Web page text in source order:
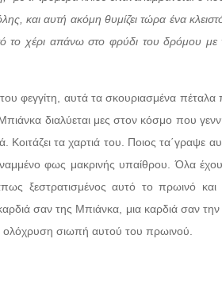
και αυτή ακόμη θυμίζει τώρα ένα
χέρι απάνω στο φρύδι του δρόμου με
φεγγίτη, αυτά τα σκουριασμένα
διαλύεται μες στον κόσμο που
Κοιτάζει τα χαρτιά του. Ποιος τα΄γραψε
φως μακρινής υπαίθρου. Όλα
ξεστρατισμένος αυτό το πρωινό
σαν της Μπιάνκα, μια καρδιά σαν
ολόχρυση σιωπή αυτού του πρωινού.